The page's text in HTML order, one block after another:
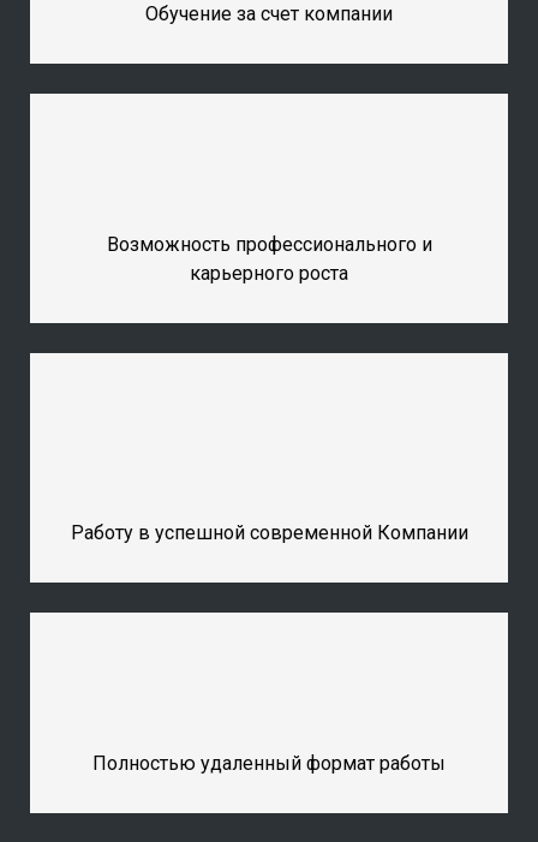
Обучение за счет компании
Возможность профессионального и
карьерного роста
Работу в успешной современной Компании
Полностью удаленный формат работы